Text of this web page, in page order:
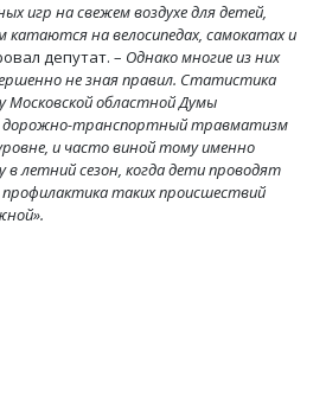
игр на свежем воздухе для детей,
катаются на велосипедах, самокатах и
депутат. – Однако многие из них
не зная правил. Статистика
областной Думы
дорожно-транспортный травматизм
и часто виной тому именно
в летний сезон, когда дети проводят
таких происшествий